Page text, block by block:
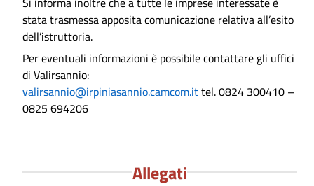
stata trasmessa apposita comunicazione relativa all’esito
dell’istruttoria.
Per eventuali informazioni è possibile contattare gli uffici
di Valirsannio:
valirsannio@irpiniasannio.camcom.ittel. 0824 300410 –
0825 694206
Allegati